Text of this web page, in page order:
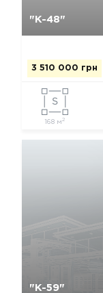
"К-48"
3 510 000 грн
168 м 2
"К-59"